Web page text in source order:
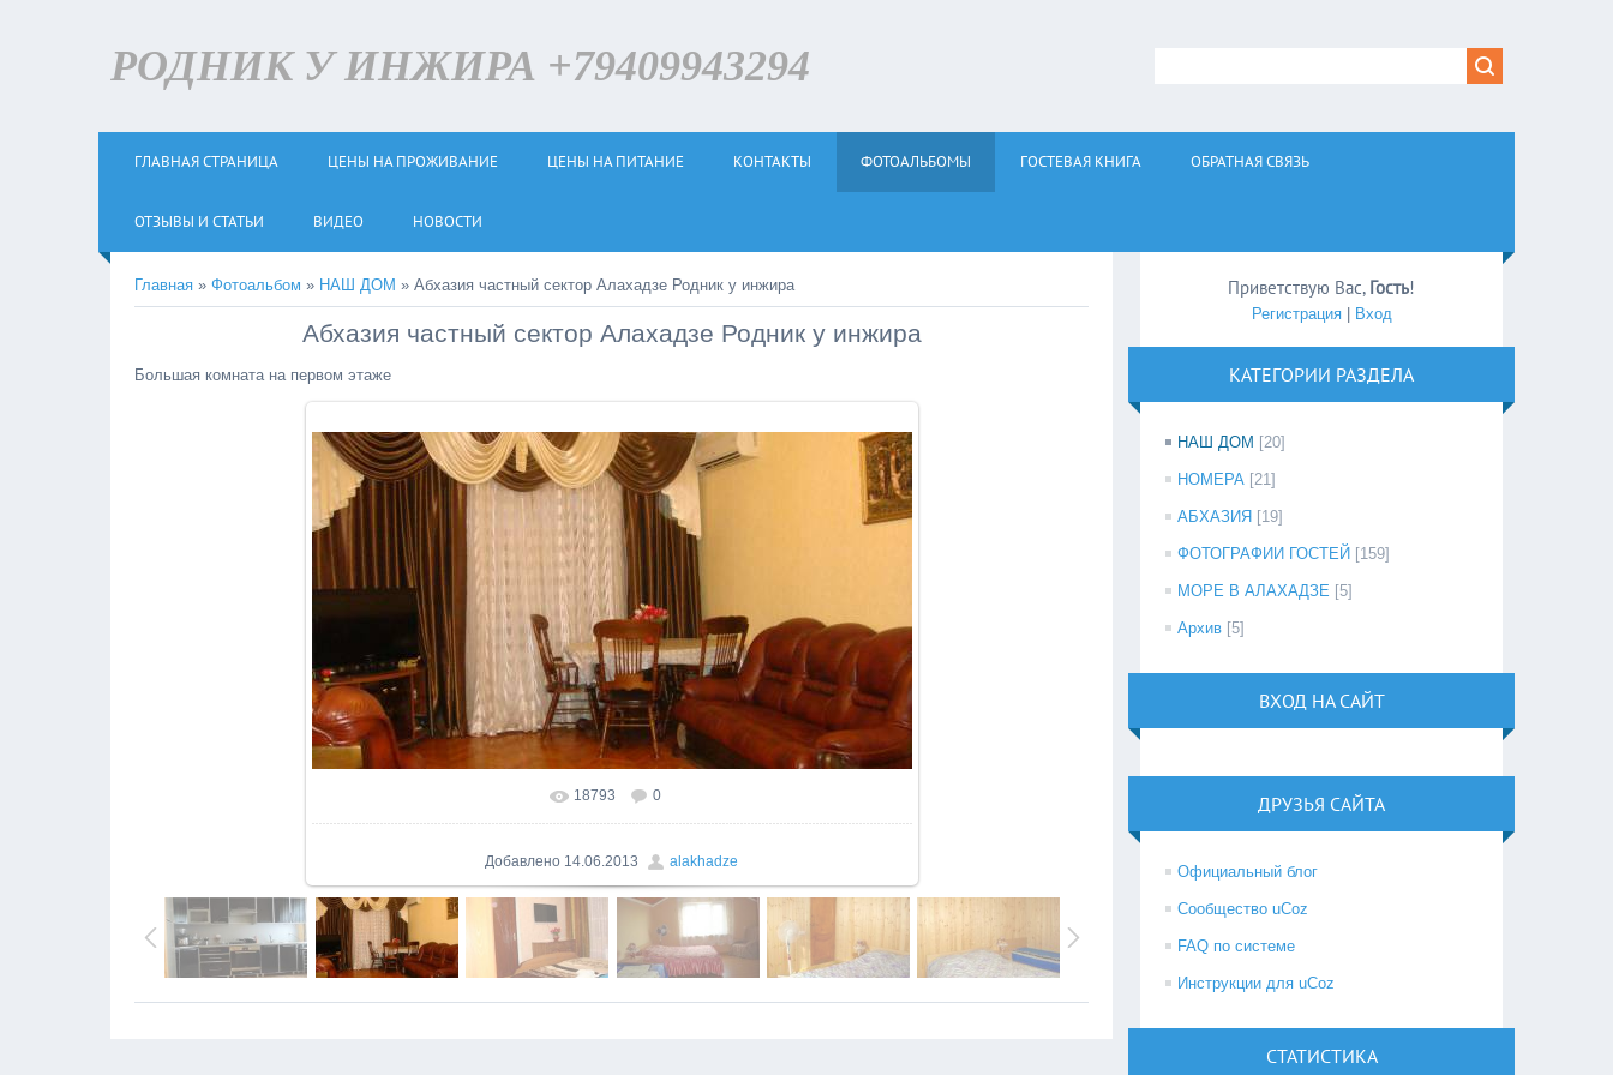
РОДНИК У ИНЖИРА +79409943294
ГЛАВНАЯ СТРАНИЦА ЦЕНЫ НА ПРОЖИВАНИЕ ЦЕНЫ НА ПИТАНИЕ КОНТАКТЫ ФОТОАЛЬБОМЫ ГОСТЕВАЯ КНИГА ОБРАТНАЯ СВЯЗЬ
ОТЗЫВЫ И СТАТЬИ ВИДЕО НОВОСТИ
Главная » Фотоальбом » НАШ ДОМ » Абхазия частный сектор Алахадзе Родник у инжира
Абхазия частный сектор Алахадзе Родник у инжира
Большая комната на первом этаже
В реальном размере 1600x900
18793 0
Добавлено 14.06.2013 alakhadze
Приветствую Вас, Гость!
Регистрация| Вход
КАТЕГОРИИ РАЗДЕЛА
НАШ ДОМ [20]
НОМЕРА [21]
АБХАЗИЯ [19]
ФОТОГРАФИИ ГОСТЕЙ [159]
МОРЕ В АЛАХАДЗЕ [5]
Архив [5]
ВХОД НА САЙТ
ДРУЗЬЯ САЙТА
Официальный блог
Сообщество uCoz
FAQ по системе
Инструкции для uCoz
СТАТИСТИКА